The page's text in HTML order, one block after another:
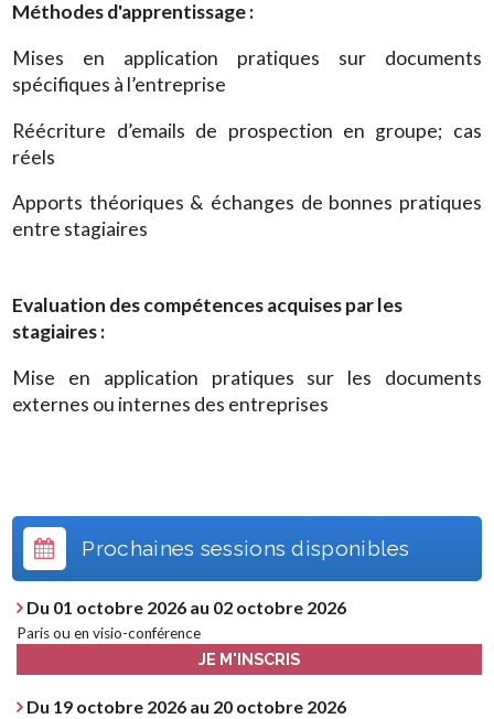
Méthodes d'apprentissage :
Mises en application pratiques sur documents
spécifiques à l’entreprise
Réécriture d’emails de prospection en groupe; cas
réels
Apports théoriques & échanges de bonnes pratiques
entre stagiaires
Evaluation des compétences acquises par les
stagiaires :
Mise en application pratiques sur les documents
externes ou internes des entreprises
Prochaines sessions disponibles
Du 01 octobre 2026 au 02 octobre 2026
Paris ou en visio-conférence
JE M'INSCRIS
Du 19 octobre 2026 au 20 octobre 2026